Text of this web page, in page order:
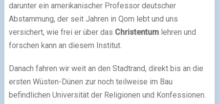
darunter ein amerikanischer Professor deutscher
Abstammung, der seit Jahren in Qom lebt und uns
versichert, wie frei er über das Christentumlehren und
forschen kann an diesem Institut.
Danach fahren wir weit an den Stadtrand, direkt bis an die
ersten Wüsten-Dünen zur noch teilweise im Bau
befindlichen Universität der Religionen und Konfessionen.